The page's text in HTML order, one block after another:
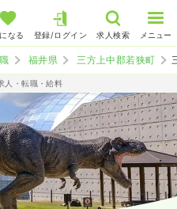
なる 登録/ログイン 求人検索 メニュー
福井県 三方上中郡若狭町
人・転職・給料